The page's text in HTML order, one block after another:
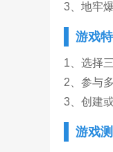
3、地牢
游戏特
1、选择
2、参与
3、创建
游戏测